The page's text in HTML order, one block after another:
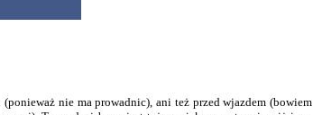
nie ma prowadnic), ani też przed wjazdem (bowiem